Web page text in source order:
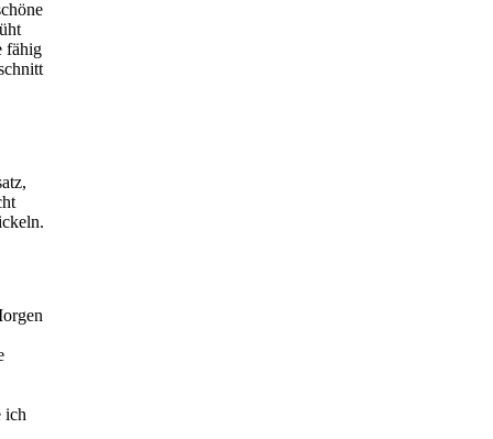
fähig
ich